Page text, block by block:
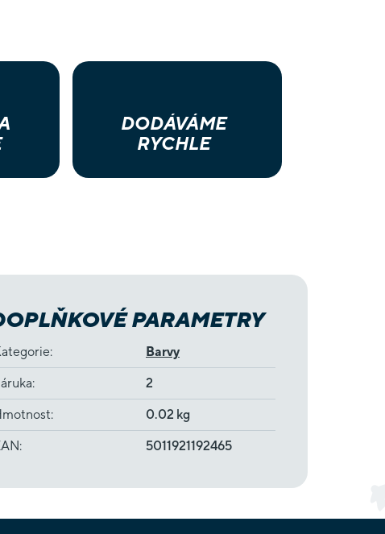
DODÁVÁME
RYCHLE
PARAMETRY
: Barvy
: 2
: 0.02 kg
: 5011921192465